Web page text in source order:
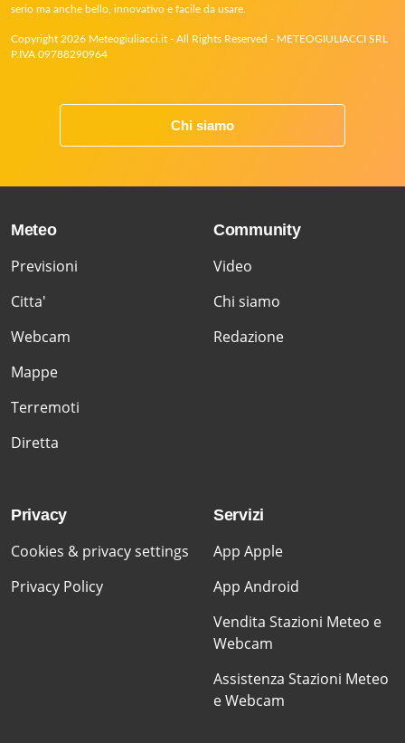
serio ma anche bello, innovativo e facile da usare.
Copyright 2026 Meteogiuliacci.it - All Rights Reserved - METEOGIULIACCI SRL
P.IVA 09788290964
Chi siamo
Meteo
Previsioni
Citta'
Webcam
Mappe
Terremoti
Diretta
Community
Video
Chi siamo
Redazione
Privacy
Cookies & privacy settings
Privacy Policy
Servizi
App Apple
App Android
Vendita Stazioni Meteo e
Webcam
Assistenza Stazioni Meteo
e Webcam